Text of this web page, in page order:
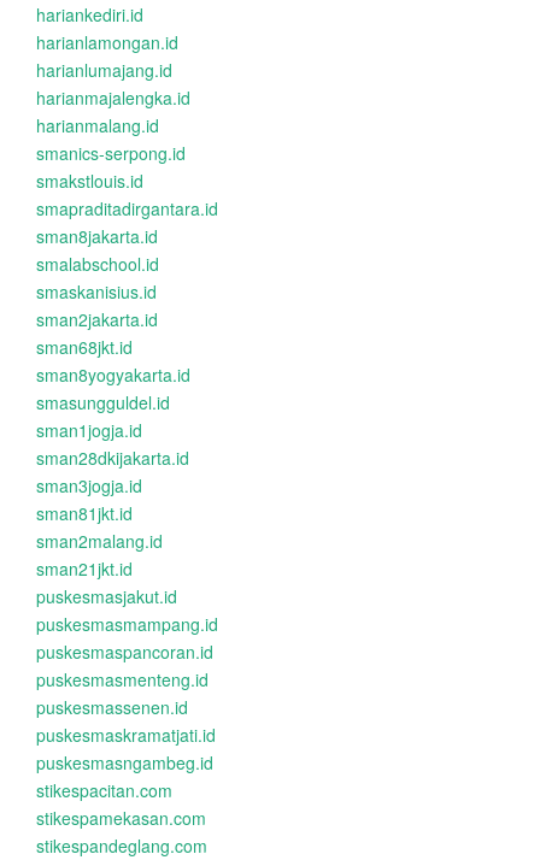
hariankediri.id
harianlamongan.id
harianlumajang.id
harianmajalengka.id
harianmalang.id
smanics-serpong.id
smakstlouis.id
smapraditadirgantara.id
sman8jakarta.id
smalabschool.id
smaskanisius.id
sman2jakarta.id
sman68jkt.id
sman8yogyakarta.id
smasungguldel.id
sman1jogja.id
sman28dkijakarta.id
sman3jogja.id
sman81jkt.id
sman2malang.id
sman21jkt.id
puskesmasjakut.id
puskesmasmampang.id
puskesmaspancoran.id
puskesmasmenteng.id
puskesmassenen.id
puskesmaskramatjati.id
puskesmasngambeg.id
stikespacitan.com
stikespamekasan.com
stikespandeglang.com